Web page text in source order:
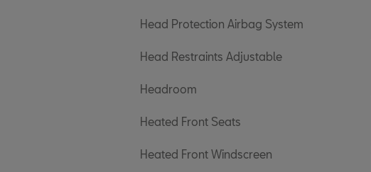
Head Protection Airbag System
Head Restraints Adjustable
Headroom
Heated Front Seats
Heated Front Windscreen